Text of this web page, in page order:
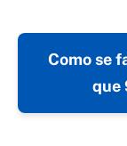
Como se
que